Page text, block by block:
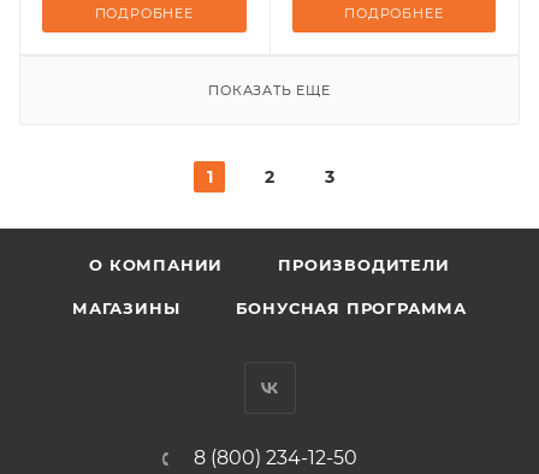
ПОДРОБНЕЕ ПОДРОБНЕЕ
ПОКАЗАТЬ ЕЩЕ
1 2 3
О КОМПАНИИ ПРОИЗВОДИТЕЛИ
МАГАЗИНЫ БОНУСНАЯ ПРОГРАММА
8 (800) 234-12-50